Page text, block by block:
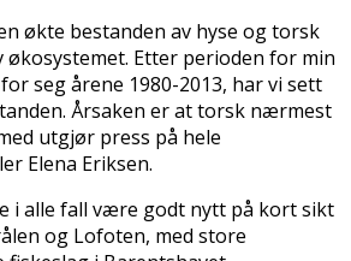
økte bestanden av hyse og torsk
økosystemet. Etter perioden for min
seg årene 1980-2013, har vi sett
Årsaken er at torsk nærmest
utgjør press på hele
Elena Eriksen.
i alle fall være godt nytt på kort sikt
og Lofoten, med store